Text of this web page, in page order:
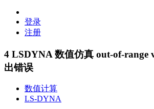
登录
注册
4 LSDYNA 数值仿真 out-of-range
出错误
数值计算
LS-DYNA